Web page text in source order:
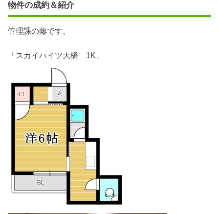
物件の成約＆紹介
管理課の藤です。
「スカイハイツ大橋 1K」